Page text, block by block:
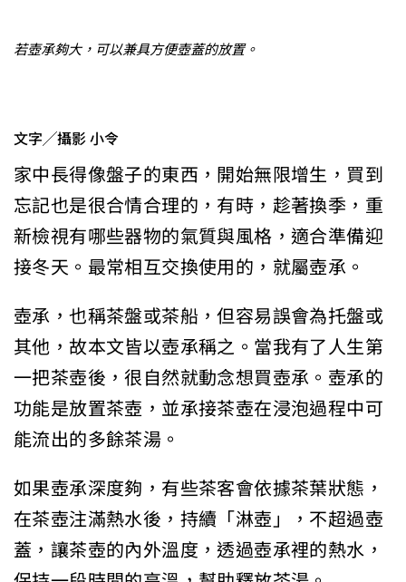
若壺承夠大，可以兼具方便壺蓋的放置。
文字╱攝影 小令
家中長得像盤子的東西，開始無限增生，買到
忘記也是很合情合理的，有時，趁著換季，重
新檢視有哪些器物的氣質與風格，適合準備迎
接冬天。最常相互交換使用的，就屬壺承。
壺承，也稱茶盤或茶船，但容易誤會為托盤或
其他，故本文皆以壺承稱之。當我有了人生第
一把茶壺後，很自然就動念想買壺承。壺承的
功能是放置茶壺，並承接茶壺在浸泡過程中可
能流出的多餘茶湯。
如果壺承深度夠，有些茶客會依據茶葉狀態，
在茶壺注滿熱水後，持續「淋壺」，不超過壺
蓋，讓茶壺的內外溫度，透過壺承裡的熱水，